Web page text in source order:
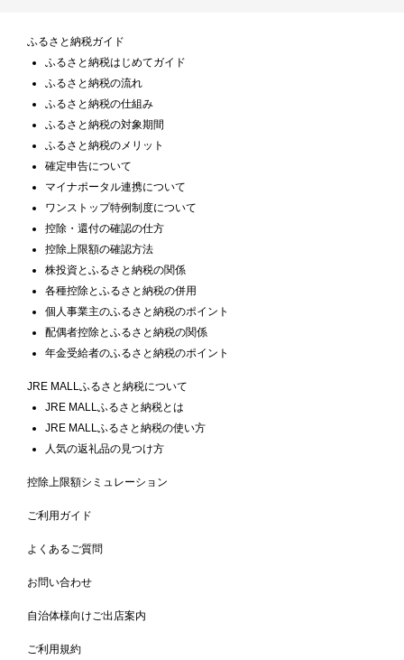
ふるさと納税ガイド
ふるさと納税はじめてガイド
ふるさと納税の流れ
ふるさと納税の仕組み
ふるさと納税の対象期間
ふるさと納税のメリット
確定申告について
マイナポータル連携について
ワンストップ特例制度について
控除・還付の確認の仕方
控除上限額の確認方法
株投資とふるさと納税の関係
各種控除とふるさと納税の併用
個人事業主のふるさと納税のポイント
配偶者控除とふるさと納税の関係
年金受給者のふるさと納税のポイント
JRE MALLふるさと納税について
JRE MALLふるさと納税とは
JRE MALLふるさと納税の使い方
人気の返礼品の見つけ方
控除上限額シミュレーション
ご利用ガイド
よくあるご質問
お問い合わせ
自治体様向けご出店案内
ご利用規約